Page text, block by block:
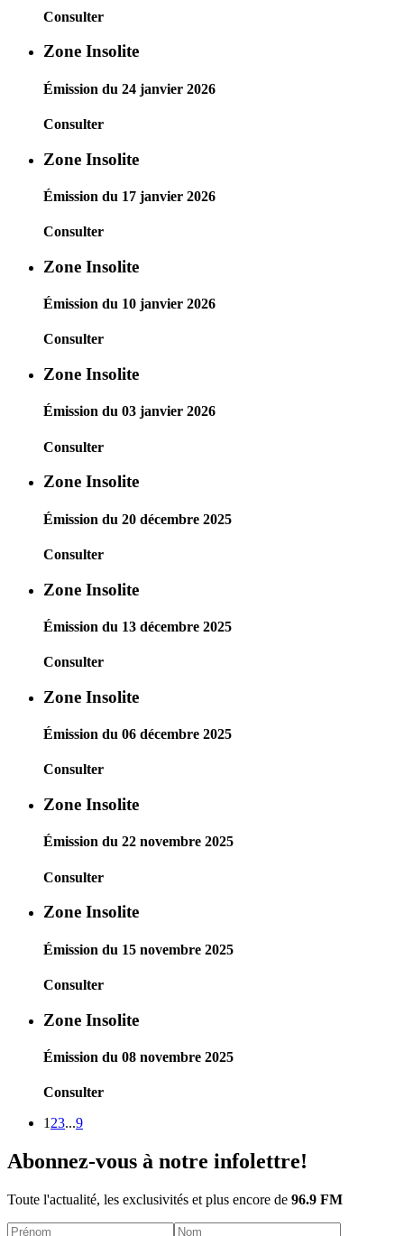
Consulter
Zone Insolite
Émission du 24 janvier 2026
Consulter
Zone Insolite
Émission du 17 janvier 2026
Consulter
Zone Insolite
Émission du 10 janvier 2026
Consulter
Zone Insolite
Émission du 03 janvier 2026
Consulter
Zone Insolite
Émission du 20 décembre 2025
Consulter
Zone Insolite
Émission du 13 décembre 2025
Consulter
Zone Insolite
Émission du 06 décembre 2025
Consulter
Zone Insolite
Émission du 22 novembre 2025
Consulter
Zone Insolite
Émission du 15 novembre 2025
Consulter
Zone Insolite
Émission du 08 novembre 2025
Consulter
1 23...9
Abonnez-vous à notre infolettre!
Toute l'actualité, les exclusivités et plus encore de 96.9 FM